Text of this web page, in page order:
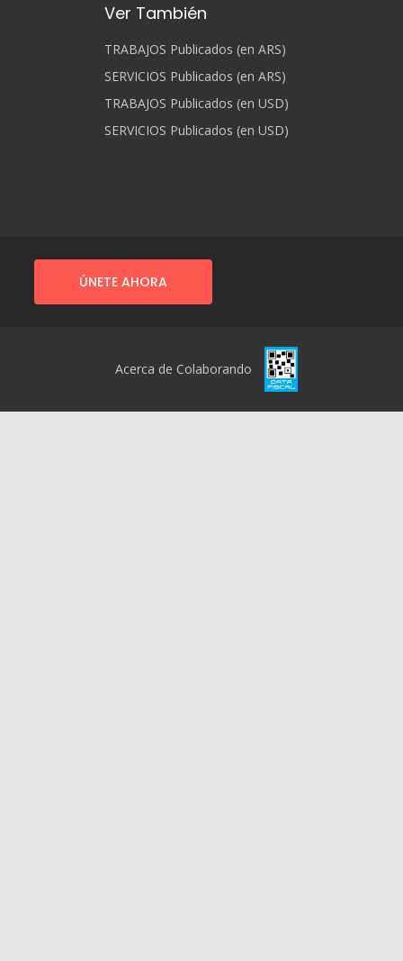
Ver También
TRABAJOS Publicados (en ARS)
SERVICIOS Publicados (en ARS)
TRABAJOS Publicados (en USD)
SERVICIOS Publicados (en USD)
ÚNETE AHORA
Acerca de Colaborando